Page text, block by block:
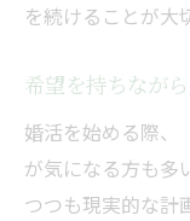
を続けることが大
希望を持ちなが
婚活を始める際、
が気になる方も多
つつも現実的な計